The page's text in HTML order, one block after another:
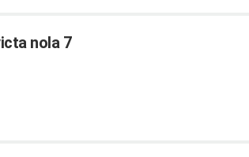
nola 7